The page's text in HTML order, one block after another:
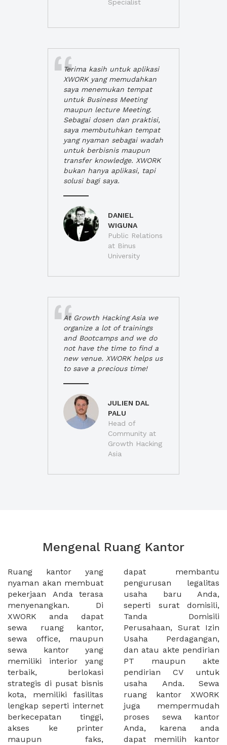
Specialist
Terima kasih untuk aplikasi
XWORK yang memudahkan
saya menemukan tempat
untuk Business Meeting
maupun lecture Meeting.
Sebagai dosen dan praktisi,
saya membutuhkan tempat
yang nyaman sebagai wadah
untuk berbisnis maupun
transfer knowledge. XWORK
bukan hanya aplikasi, tapi
solusi bagi saya.
DANIEL
WIGUNA
Public Relations
at Binus
University
At Growth Hacking Asia we
organize a lot of trainings
and Bootcamps and we do
not have the time to find a
new venue. XWORK helps us
to save a precious time!
JULIEN DAL
PALU
Head of
Community at
Growth Hacking
Asia
Mengenal Ruang Kantor
Ruang kantor yang
nyaman akan membuat
pekerjaan Anda terasa
menyenangkan. Di
XWORK anda dapat
sewa ruang kantor,
sewa office, maupun
sewa kantor yang
memiliki interior yang
terbaik, berlokasi
strategis di pusat bisnis
kota, memiliki fasilitas
lengkap seperti internet
berkecepatan tinggi,
akses ke printer
maupun faks,
dapat membantu
pengurusan legalitas
usaha baru Anda,
seperti surat domisili,
Tanda Domisili
Perusahaan, Surat Izin
Usaha Perdagangan,
dan atau akte pendirian
PT maupun akte
pendirian CV untuk
usaha Anda. Sewa
ruang kantor XWORK
juga mempermudah
proses sewa kantor
Anda, karena anda
dapat memilih kantor